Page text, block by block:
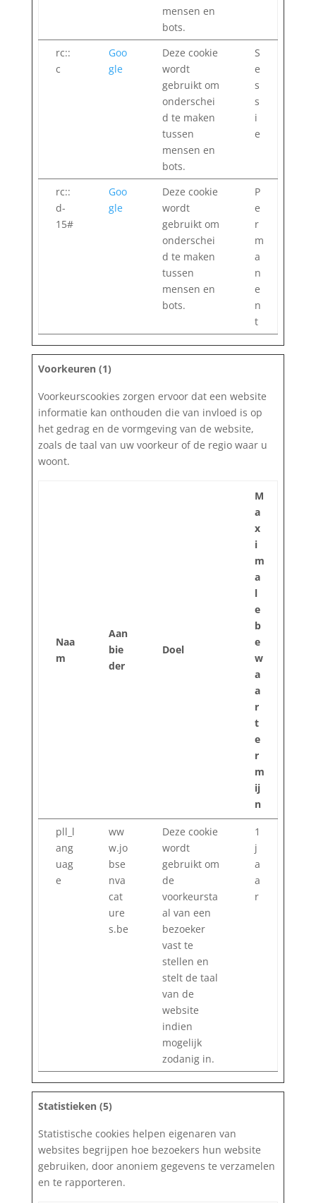
mensen en
bots.
rc::
c
Goo
gle
Deze cookie
wordt
gebruikt om
onderschei
d te maken
tussen
mensen en
bots.
S
e
s
s
i
e
rc::
d-
15#
Goo
gle
Deze cookie
wordt
gebruikt om
onderschei
d te maken
tussen
mensen en
bots.
P
e
r
m
a
n
e
n
t
Voorkeuren (1)
Voorkeurscookies zorgen ervoor dat een website
informatie kan onthouden die van invloed is op
het gedrag en de vormgeving van de website,
zoals de taal van uw voorkeur of de regio waar u
woont.
Naa
m
Aan
bie
der
Doel
M
a
x
i
m
a
l
e
b
e
w
a
a
r
t
e
r
m
ij
n
pll_l
ang
uag
e
ww
w.jo
bse
nva
cat
ure
s.be
Deze cookie
wordt
gebruikt om
de
voorkeursta
al van een
bezoeker
vast te
stellen en
stelt de taal
van de
website
indien
mogelijk
zodanig in.
1
j
a
a
r
Statistieken (5)
Statistische cookies helpen eigenaren van
websites begrijpen hoe bezoekers hun website
gebruiken, door anoniem gegevens te verzamelen
en te rapporteren.